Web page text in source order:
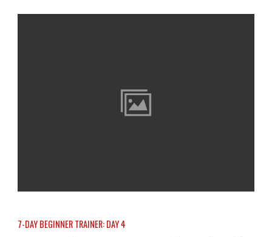
7-DAY BEGINNER TRAINER: DAY 4